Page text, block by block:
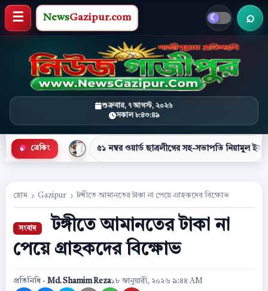
শুক্রবার, ৭ আগস্ট, ২০২৬
সকাল ৮:৪৩:৪৯
মেনু খুলুন
NewsGazipur.com
● ব্রেকিং৫১ নম্বর ওয়ার্ড ছাত্রলীগের সহ-সভাপতি নিয়ামুল ইসলাম নাহিদ গ্রেপ্তার
হোম Gazipur টঙ্গীতে আমানতের টাকা না পেয়ে গ্রাহকদের বিক্ষোভ
টঙ্গীতে আমানতের টাকা না
পেয়ে গ্রাহকদের বিক্ষোভ
প্রতিনিধি - Md. Shamim Reza১৮ জানুয়ারী, ২০২৬ ৯:৪৪ AM